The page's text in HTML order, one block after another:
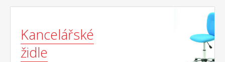
Kancelářské
židle